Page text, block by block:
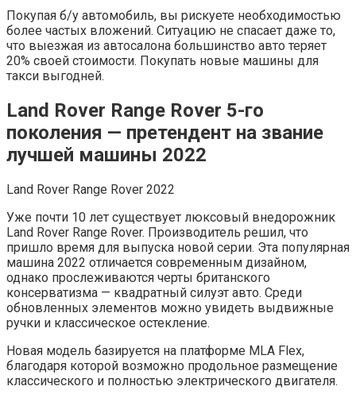
Покупая б/у автомобиль, вы рискуете необходимостью
более частых вложений. Ситуацию не спасает даже то,
что выезжая из автосалона большинство авто теряет
20% своей стоимости. Покупать новые машины для
такси выгодней.
Land Rover Range Rover 5-го
поколения — претендент на звание
лучшей машины 2022
Land Rover Range Rover 2022
Уже почти 10 лет существует люксовый внедорожник
Land Rover Range Rover. Производитель решил, что
пришло время для выпуска новой серии. Эта популярная
машина 2022 отличается современным дизайном,
однако прослеживаются черты британского
консерватизма — квадратный силуэт авто. Среди
обновленных элементов можно увидеть выдвижные
ручки и классическое остекление.
Новая модель базируется на платформе MLA Flex,
благодаря которой возможно продольное размещение
классического и полностью электрического двигателя.